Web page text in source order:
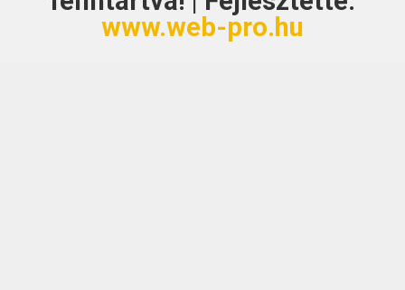
www.web-pro.hu